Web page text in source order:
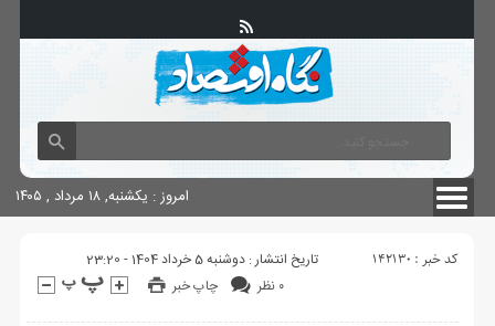
آگهی های دولتی چاپ
امروز : یکشنبه, ۱۸ مرداد , ۱۴۰۵
کد خبر : 142130
تاریخ انتشار : دوشنبه 5 خرداد 1404 - 23:20
چاپ خبر
۰ نظر